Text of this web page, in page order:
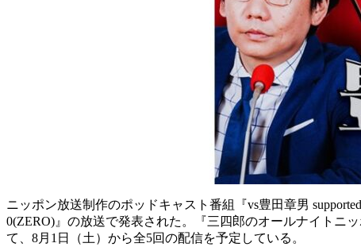
ニッポン放送制作のポッドキャスト番組『vs豊田章男
0(ZERO)』の放送で発表された。『三四郎のオールナイトニ
て、8月1日（土）から全5回の配信を予定している。